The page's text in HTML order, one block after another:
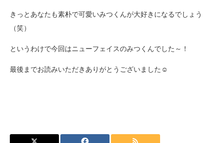
きっとあなたも素朴で可愛いみつくんが大好きになるでしょう
（笑）
というわけで今回はニューフェイスのみつくんでした～！
最後までお読みいただきありがとうございました☺